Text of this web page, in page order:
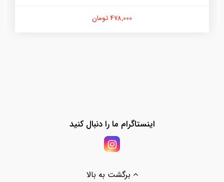
478,000 تومان
اینستاگرام ما را دنبال کنید
برگشت به بالا